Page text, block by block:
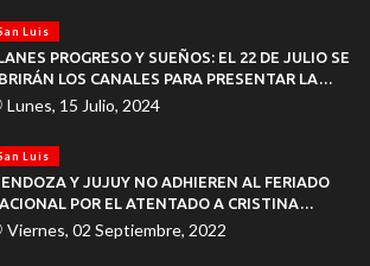
Luis
PROGRESO Y SUEÑOS: EL 22 DE JULIO SE
LOS CANALES PARA PRESENTAR LA
Lunes, 15 Julio, 2024
Luis
Y JUJUY NO ADHIEREN AL FERIADO
POR EL ATENTADO A CRISTINA
Viernes, 02 Septiembre, 2022